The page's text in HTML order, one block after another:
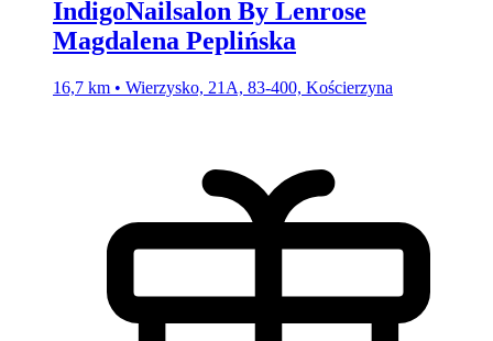
IndigoNailsalon By Lenrose
Magdalena Peplińska
16,7 km • Wierzysko, 21A, 83-400, Kościerzyna